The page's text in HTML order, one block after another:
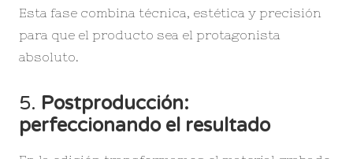
Esta fase combina técnica, estética y precisión
para que el producto sea el protagonista
absoluto.
5. Postproducción:
perfeccionando el resultado